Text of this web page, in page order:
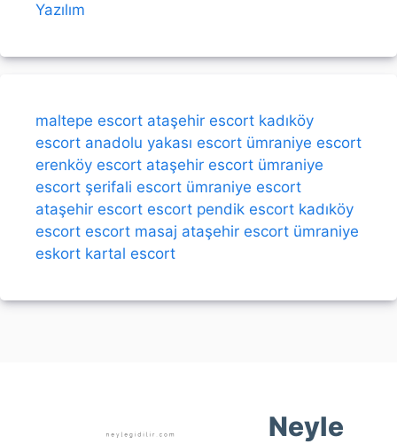
Yazılım
maltepe escort ataşehir escort kadıköy
escort anadolu yakası escort ümraniye escort
erenköy escort ataşehir escort ümraniye
escort şerifali escort ümraniye escort
ataşehir escort escort pendik escort kadıköy
escort escort masaj ataşehir escort ümraniye
eskort kartal escort
Neyle